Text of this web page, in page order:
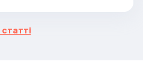
статті